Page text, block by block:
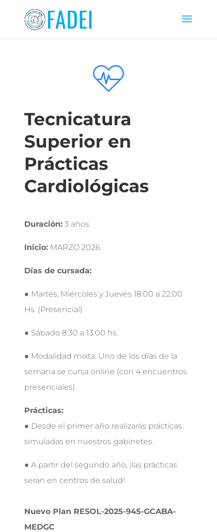
Tecnicatura
Superior en
Prácticas
Cardiológicas
Duración: 3 años
Inicio: MARZO 2026
Días de cursada:
● Martes, Miércoles y Jueves 18:00 a 22:00
Hs. (Presencial)
● Sábado 8:30 a 13:00 hs.
● Modalidad mixta: Uno de los días de la
semana se cursa online (con 4 encuentros
presenciales).
Prácticas:
● Desde el primer año realizarás prácticas
simuladas en nuestros gabinetes.
● A partir del segundo año, ¡las prácticas
serán en centros de salud!
Nuevo Plan RESOL-2025-945-GCABA-
MEDGC